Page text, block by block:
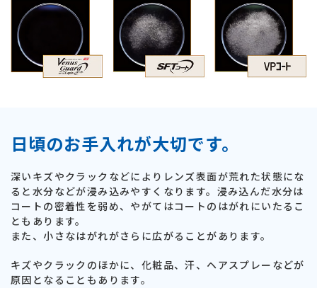
日頃のお手入れが大切です。
深いキズやクラックなどによりレンズ表面が荒れた状態にな
ると水分などが浸み込みやすくなります。浸み込んだ水分は
コートの密着性を弱め、やがてはコートのはがれにいたるこ
ともあります。
また、小さなはがれがさらに広がることがあります。
キズやクラックのほかに、化粧品、汗、ヘアスプレーなどが
原因となることもあります。